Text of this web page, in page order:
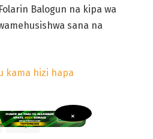
Balogun na kipa wa
sana na
kama hizi hapa
usajili
×